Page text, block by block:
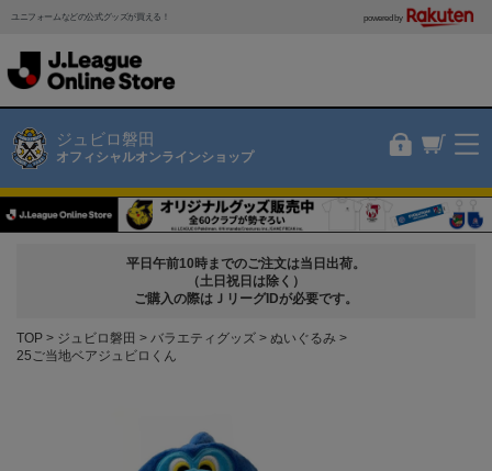
ユニフォームなどの公式グッズが買える！ powered by
ジュビロ磐田
オフィシャルオンラインショップ
平日午前10時までのご注文は当日出荷。
（土日祝日は除く）
ご購入の際はＪリーグIDが必要です。
TOP ジュビロ磐田 バラエティグッズ
ぬいぐるみ
25ご当地ベアジュビロくん